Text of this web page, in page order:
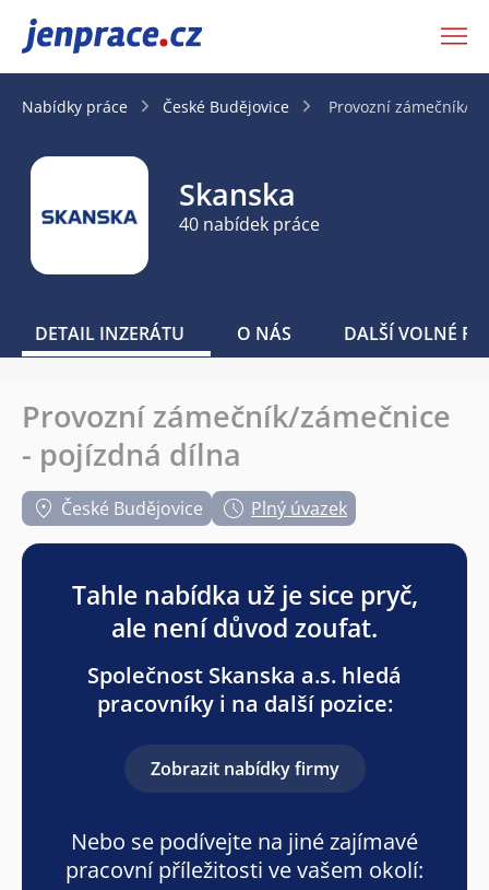
JenPráce.cz
Nabídky práce České Budějovice Provozní zámečník/
Skanska
40 nabídek práce
DETAIL INZERÁTU O NÁS DALŠÍ VOLNÉ
Provozní zámečník/zámečnice
- pojízdná dílna
České Budějovice Plný úvazek
Tahle nabídka už je sice pryč,
ale není důvod zoufat.
Společnost Skanska a.s. hledá
pracovníky i na další pozice:
Zobrazit nabídky firmy
Nebo se podívejte na jiné zajímavé
pracovní příležitosti ve vašem okolí: